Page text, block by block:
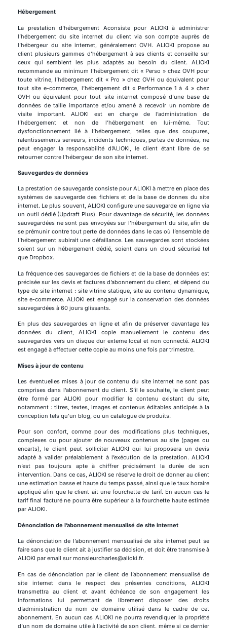
Hébergement
La prestation d’hébergement Aconsiste pour ALIOKI à administrer
l’hébergement du site internet du client via son compte auprès de
l’hébergeur du site internet, généralement OVH. ALIOKI propose au
client plusieurs gammes d’hébergement à ses clients et conseille sur
ceux qui semblent les plus adaptés au besoin du client. ALIOKI
recommande au minimum l’hébergement dit « Perso » chez OVH pour
toute vitrine, l’hébergement dit « Pro » chez OVH ou équivalent pour
tout site e-commerce, l’hébergement dit « Performance 1 à 4 » chez
OVH ou équivalent pour tout site internet composé d’une base de
données de taille importante et/ou amené à recevoir un nombre de
visite important. ALIOKI est en charge de l’administration de
l’hébergement et non de l’hébergement en lui-même. Tout
dysfonctionnement lié à l’hébergement, telles que des coupures,
ralentissements serveurs, incidents techniques, pertes de données, ne
peut engager la responsabilité d’ALIOKI, le client étant libre de se
retourner contre l’hébergeur de son site internet.
Sauvegardes de données
La prestation de sauvegarde consiste pour ALIOKI à mettre en place des
systèmes de sauvegarde des fichiers et de la base de donnes du site
internet. Le plus souvent, ALIOKI configure une sauvegarde en ligne via
un outil dédié (Updraft Plus). Pour davantage de sécurité, les données
sauvegardées ne sont pas envoyées sur l’hébergement du site, afin de
se prémunir contre tout perte de données dans le cas où l’ensemble de
l’hébergement subirait une défaillance. Les sauvegardes sont stockées
soient sur un hébergement dédié, soient dans un cloud sécurisé tel
que Dropbox.
La fréquence des sauvegardes de fichiers et de la base de données est
précisée sur les devis et factures d’abonnement du client, et dépend du
type de site internet : site vitrine statique, site au contenu dynamique,
site e-commerce. ALIOKI est engagé sur la conservation des données
sauvegardées à 60 jours glissants.
En plus des sauvegardes en ligne et afin de préserver davantage les
données du client, ALIOKI copie manuellement le contenu des
sauvegardes vers un disque dur externe local et non connecté. ALIOKI
est engagé à effectuer cette copie au moins une fois par trimestre.
Mises à jour de contenu
Les éventuelles mises à jour de contenu du site internet ne sont pas
comprises dans l’abonnement du client. S’il le souhaite, le client peut
être formé par ALIOKI pour modifier le contenu existant du site,
notamment : titres, textes, images et contenus éditables anticipés à la
conception tels qu’un blog, ou un catalogue de produits.
Pour son confort, comme pour des modifications plus techniques,
complexes ou pour ajouter de nouveaux contenus au site (pages ou
encarts), le client peut solliciter ALIOKI qui lui proposera un devis
adapté à valider préalablement à l’exécution de la prestation. ALIOKI
n’est pas toujours apte à chiffrer précisément la durée de son
intervention. Dans ce cas, ALIOKI se réserve le droit de donner au client
une estimation basse et haute du temps passé, ainsi que le taux horaire
appliqué afin que le client ait une fourchette de tarif. En aucun cas le
tarif final facturé ne pourra être supérieur à la fourchette haute estimée
par ALIOKI.
Dénonciation de l’abonnement mensualisé de site internet
La dénonciation de l’abonnement mensualisé de site internet peut se
faire sans que le client ait à justifier sa décision, et doit être transmise à
ALIOKI par email sur monsieurcharles@alioki.fr.
En cas de dénonciation par le client de l’abonnement mensualisé de
site internet dans le respect des présentes conditions, ALIOKI
transmettra au client et avant échéance de son engagement les
informations lui permettant de librement disposer des droits
d’administration du nom de domaine utilisé dans le cadre de cet
abonnement. En aucun cas ALIOKI ne pourra revendiquer la propriété
d’un nom de domaine utile à l’activité de son client, même si ce dernier